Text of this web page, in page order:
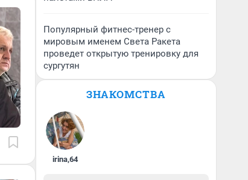
Популярный фитнес-тренер с
мировым именем Света Ракета
проведет открытую тренировку для
сургутян
ЗНАКОМСТВА
irina,64